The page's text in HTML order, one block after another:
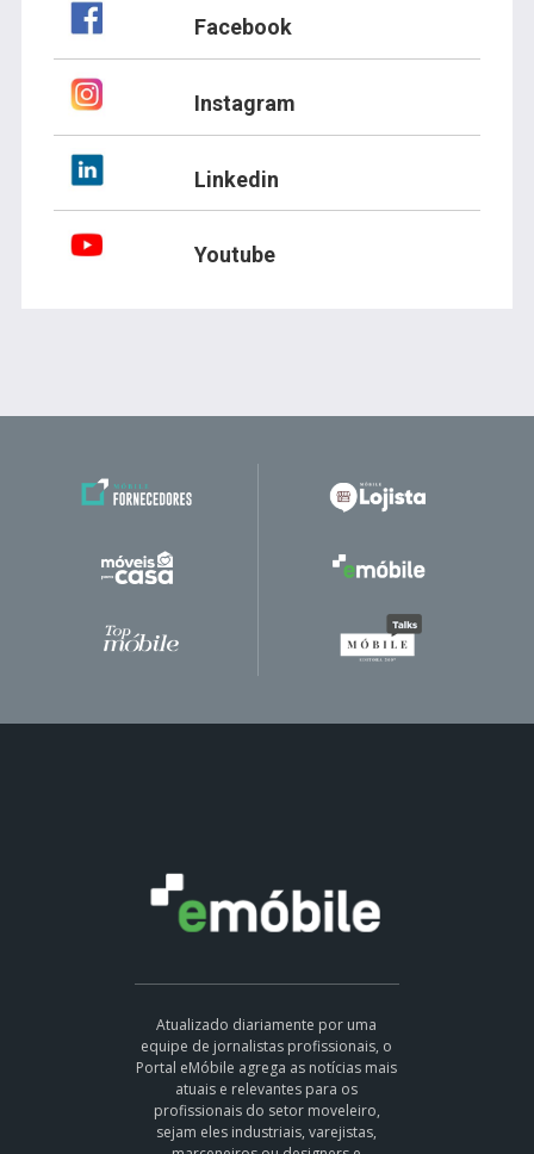
Facebook
Instagram
Linkedin
Youtube
Atualizado diariamente por uma
equipe de jornalistas profissionais, o
Portal eMóbile agrega as notícias mais
atuais e relevantes para os
profissionais do setor moveleiro,
sejam eles industriais, varejistas,